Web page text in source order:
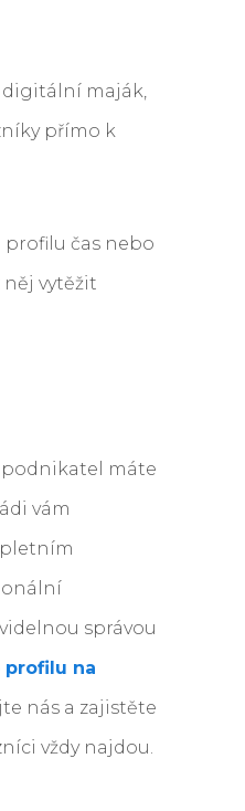
maják,
přímo k
profilu čas nebo
něj vytěžit
podnikatel máte
vám
správou
profilu na
nás a zajistěte
vždy najdou.